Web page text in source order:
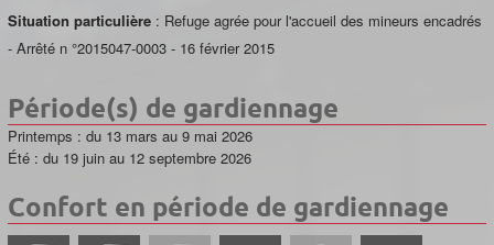
Situation particulière : Refuge agrée pour l'accueil des mineurs encadrés
- Arrêté n °2015047-0003 - 16 février 2015
Période(s) de gardiennage
Printemps : du 13 mars au 9 mai 2026
Été : du 19 juin au 12 septembre 2026
Confort en période de gardiennage